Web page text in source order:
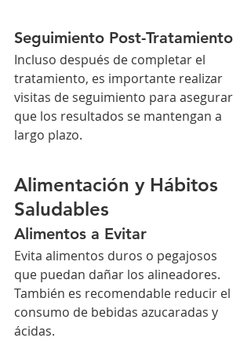
Seguimiento Post-Tratamiento
Incluso después de completar el
tratamiento, es importante realizar
visitas de seguimiento para asegurar
que los resultados se mantengan a
largo plazo.
Alimentación y Hábitos
Saludables
Alimentos a Evitar
Evita alimentos duros o pegajosos
que puedan dañar los alineadores.
También es recomendable reducir el
consumo de bebidas azucaradas y
ácidas.